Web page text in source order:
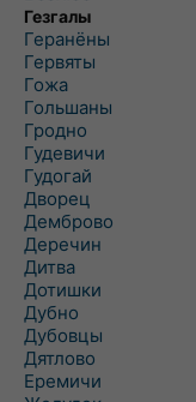
Гезгалы
Геранёны
Гервяты
Гожа
Гольшаны
Гродно
Гудевичи
Гудогай
Дворец
Демброво
Деречин
Дитва
Дотишки
Дубно
Дубовцы
Дятлово
Еремичи